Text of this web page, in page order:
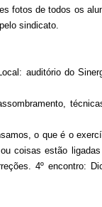
fotos de todos os
sindicato.
auditório do
o que é o
coisas estão
4º encontro: